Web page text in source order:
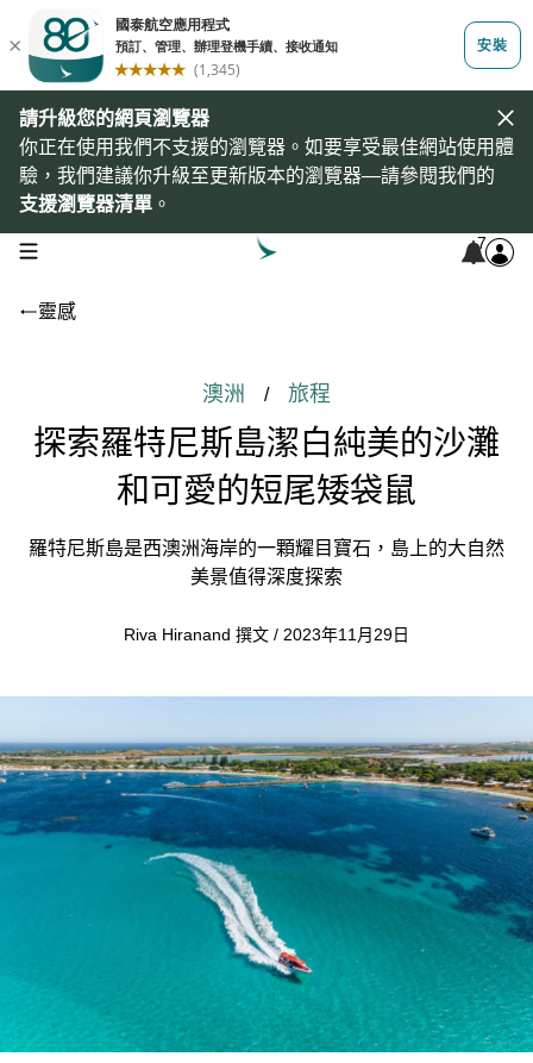
請升級您的網頁瀏覽器
你正在使用我們不支援的瀏覽器。如要享受最佳網站使用體
驗，我們建議你升級至更新版本的瀏覽器—請參閱我們的
支援瀏覽器清單 。
open navigation menu 7
靈感
澳洲 / 旅程
探索羅特尼斯島潔白純美的沙灘
和可愛的短尾矮袋鼠
羅特尼斯島是西澳洲海岸的一顆耀目寶石，島上的大自然
美景值得深度探索
Riva Hiranand 撰文 / 2023年11月29日